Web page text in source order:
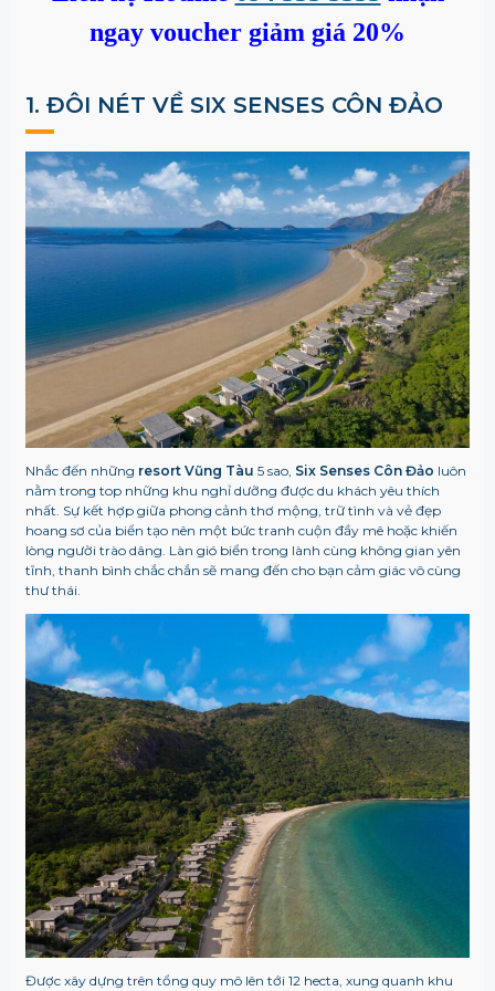
ngay voucher giảm giá 20%
1. ĐÔI NÉT VỀ SIX SENSES CÔN ĐẢO
Nhắc đến những resort Vũng Tàu 5 sao, Six Senses Côn Đảo luôn
nằm trong top những khu nghỉ dưỡng được du khách yêu thích
nhất. Sự kết hợp giữa phong cảnh thơ mộng, trữ tình và vẻ đẹp
hoang sơ của biển tạo nên một bức tranh cuộn đầy mê hoặc khiến
lòng người trào dâng. Làn gió biển trong lành cùng không gian yên
tĩnh, thanh bình chắc chắn sẽ mang đến cho bạn cảm giác vô cùng
thư thái.
Được xây dựng trên tổng quy mô lên tới 12 hecta, xung quanh khu